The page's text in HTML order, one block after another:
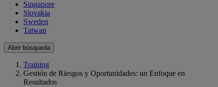
Singapore
Slovakia
Sweden
Taiwan
Abrir búsqueda
Training
Gestión de Riesgos y Oportunidades: un Enfoque en
Resultados